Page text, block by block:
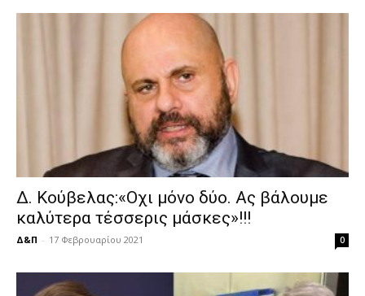
Δ. Κούβελας:«Οχι μόνο δύο. Ας βάλουμε
καλύτερα τέσσερις μάσκες»!!!
Δ&Π - 17 Φεβρουαρίου 2021 0